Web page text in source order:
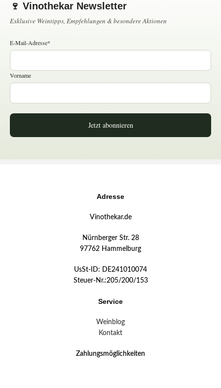
🍷 Vinothekar Newsletter
Exklusive Weintipps, Empfehlungen & besondere Aktionen
E-Mail-Adresse*
Vorname
Jetzt abonnieren
Adresse
Vinothekar.de
Nürnberger Str. 28
97762 Hammelburg
UsSt-ID: DE241010074
Steuer-Nr.:205/200/153
Service
Weinblog
Kontakt
Zahlungsmöglichkeiten